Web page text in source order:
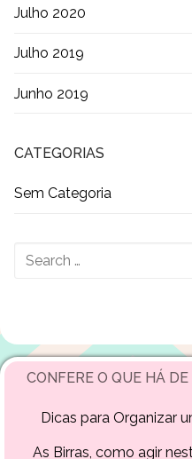
Julho 2020
Julho 2019
Junho 2019
CATEGORIAS
Sem Categoria
Pesquisar
CONFERE O QUE HÁ
Dicas para Organizar
As Birras, como agir